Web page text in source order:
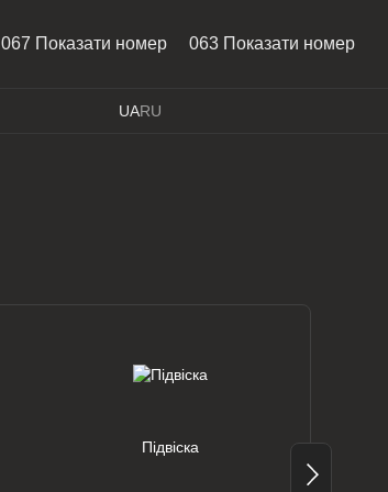
067 Показати номер 063 Показати номер
UARU
Підвіска